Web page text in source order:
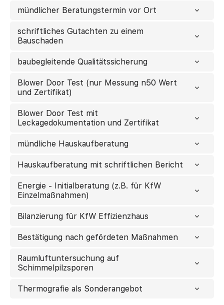
mündlicher Beratungstermin vor Ort
schriftliches Gutachten zu einem
Bauschaden
baubegleitende Qualitätssicherung
Blower Door Test (nur Messung n50 Wert
und Zertifikat)
Blower Door Test mit
Leckagedokumentation und Zertifikat
mündliche Hauskaufberatung
Hauskaufberatung mit schriftlichen Bericht
Energie - Initialberatung (z.B. für KfW
Einzelmaßnahmen)
Bilanzierung für KfW Effizienzhaus
Bestätigung nach gefördeten Maßnahmen
Raumluftuntersuchung auf
Schimmelpilzsporen
Thermografie als Sonderangebot